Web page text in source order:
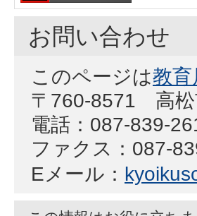
お問い合わせ
このページは教育
〒760-8571 高松
電話：087-839-
ファクス：087-
Eメール：